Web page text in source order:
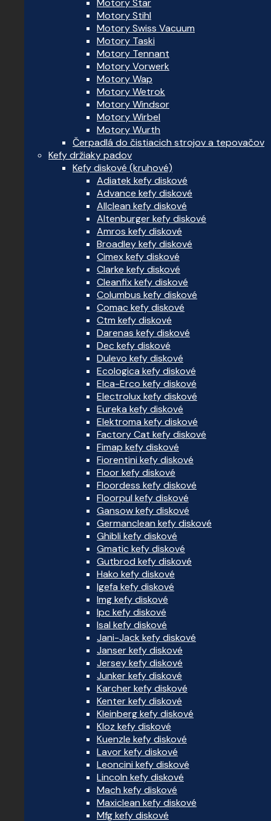
Motory Star
Motory Stihl
Motory Swiss Vacuum
Motory Taski
Motory Tennant
Motory Vorwerk
Motory Wap
Motory Wetrok
Motory Windsor
Motory Wirbel
Motory Wurth
Čerpadlá do čistiacich strojov a tepovačov
Kefy držiaky padov
Kefy diskové (kruhové)
Adiatek kefy diskové
Advance kefy diskové
Allclean kefy diskové
Altenburger kefy diskové
Amros kefy diskové
Broadley kefy diskové
Cimex kefy diskové
Clarke kefy diskové
Cleanfix kefy diskové
Columbus kefy diskové
Comac kefy diskové
Ctm kefy diskové
Darenas kefy diskové
Dec kefy diskové
Dulevo kefy diskové
Ecologica kefy diskové
Elca-Erco kefy diskové
Electrolux kefy diskové
Eureka kefy diskové
Elektroma kefy diskové
Factory Cat kefy diskové
Fimap kefy diskové
Fiorentini kefy diskové
Floor kefy diskové
Floordess kefy diskové
Floorpul kefy diskové
Gansow kefy diskové
Germanclean kefy diskové
Ghibli kefy diskové
Gmatic kefy diskové
Gutbrod kefy diskové
Hako kefy diskové
Igefa kefy diskové
Img kefy diskové
Ipc kefy diskové
Isal kefy diskové
Jani-Jack kefy diskové
Janser kefy diskové
Jersey kefy diskové
Junker kefy diskové
Karcher kefy diskové
Kenter kefy diskové
Kleinberg kefy diskové
Kloz kefy diskové
Kuenzle kefy diskové
Lavor kefy diskové
Leoncini kefy diskové
Lincoln kefy diskové
Mach kefy diskové
Maxiclean kefy diskové
Mfg kefy diskové